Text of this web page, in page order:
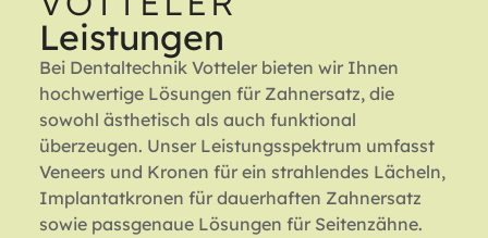
Leistungen
Bei Dentaltechnik Votteler bieten wir Ihnen
hochwertige Lösungen für Zahnersatz, die
sowohl ästhetisch als auch funktional
überzeugen. Unser Leistungsspektrum umfasst
Veneers und Kronen für ein strahlendes Lächeln,
Implantatkronen für dauerhaften Zahnersatz
sowie passgenaue Lösungen für Seitenzähne.